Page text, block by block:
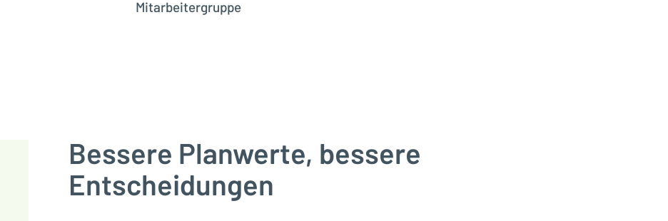
Mitarbeitergruppe
Bessere Planwerte, bessere
Entscheidungen